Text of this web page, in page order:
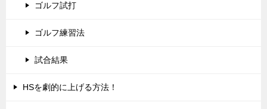
ゴルフ試打
ゴルフ練習法
試合結果
HSを劇的に上げる方法！